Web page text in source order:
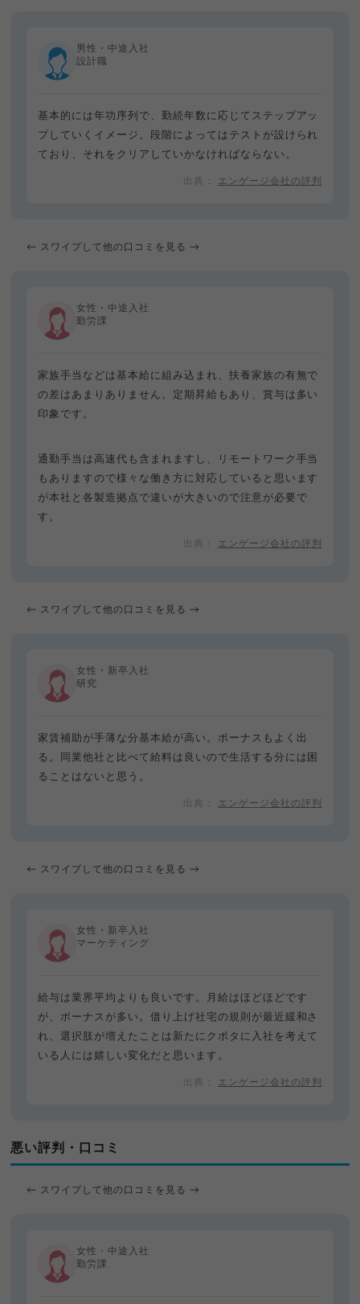
男性・中途入社
設計職
基本的には年功序列で、勤続年数に応じてステップアッ
プしていくイメージ。段階によってはテストが設けられ
ており、それをクリアしていかなければならない。
エンゲージ会社の評判
← スワイプして他の口コミを見る →
女性・中途入社
勤労課
家族手当などは基本給に組み込まれ、扶養家族の有無で
の差はあまりありません。定期昇給もあり、賞与は多い
印象です。
通勤手当は高速代も含まれますし、リモートワーク手当
もありますので様々な働き方に対応していると思います
が本社と各製造拠点で違いが大きいので注意が必要で
す。
エンゲージ会社の評判
← スワイプして他の口コミを見る →
女性・新卒入社
研究
家賃補助が手薄な分基本給が高い。ボーナスもよく出
る。同業他社と比べて給料は良いので生活する分には困
ることはないと思う。
エンゲージ会社の評判
← スワイプして他の口コミを見る →
女性・新卒入社
マーケティング
給与は業界平均よりも良いです。月給はほどほどです
が、ボーナスが多い。借り上げ社宅の規則が最近緩和さ
れ、選択肢が増えたことは新たにクボタに入社を考えて
いる人には嬉しい変化だと思います。
エンゲージ会社の評判
悪い評判・口コミ
← スワイプして他の口コミを見る →
女性・中途入社
勤労課